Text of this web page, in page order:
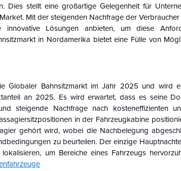
Dies stellt eine großartige Gelegenheit für
Mit der steigenden Nachfrage der Verbraucher
innovative Lösungen anbieten, um diese
in Nordamerika bietet eine Fülle von
Globaler Bahnsitzmarkt im Jahr 2025 und wird
an 2025. Es wird erwartet, dass es seine
steigende Nachfrage nach kosteneffizienten
in der Fahrzeugkabine
gehört wird, wobei die Nachbelegung
zu beurteilen. Der einzige
um Bereiche eines Fahrzeugs